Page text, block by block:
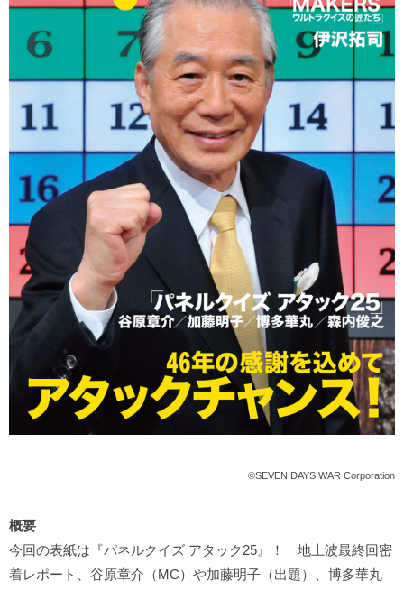
©SEVEN DAYS WAR Corporation
概要
今回の表紙は『パネルクイズ アタック25』！ 地上波最終回密
着レポート、谷原章介（MC）や加藤明子（出題）、博多華丸